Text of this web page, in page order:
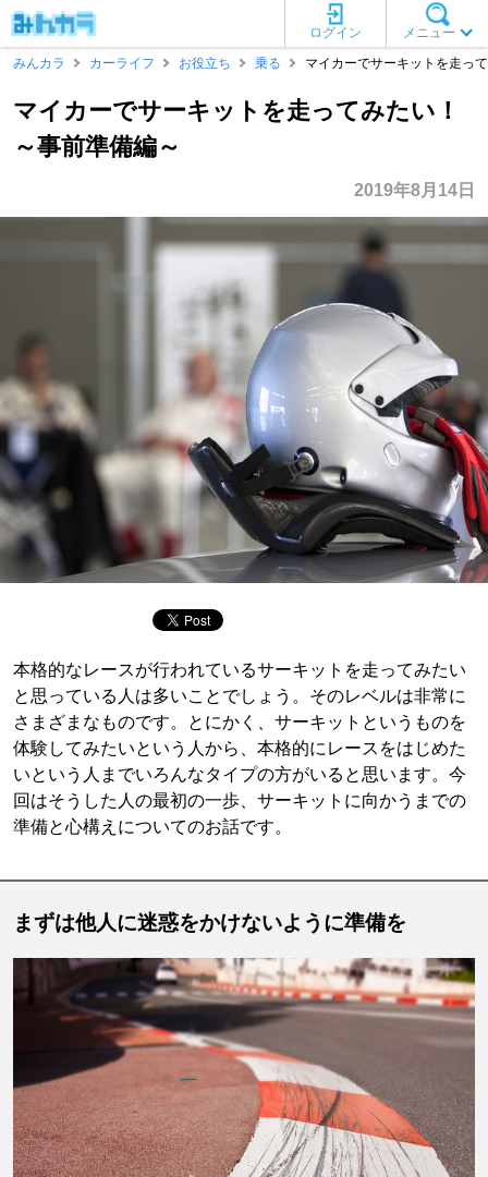
メニュー
ログイン
みんカラ
カーライフ お役立ち 乗る マイカーでサーキットを走っ
マイカーでサーキットを走ってみたい！
～事前準備編～
2019年8月14日
本格的なレースが行われているサーキットを走ってみたい
と思っている人は多いことでしょう。そのレベルは非常に
さまざまなものです。とにかく、サーキットというものを
体験してみたいという人から、本格的にレースをはじめた
いという人までいろんなタイプの方がいると思います。今
回はそうした人の最初の一歩、サーキットに向かうまでの
準備と心構えについてのお話です。
まずは他人に迷惑をかけないように準備を